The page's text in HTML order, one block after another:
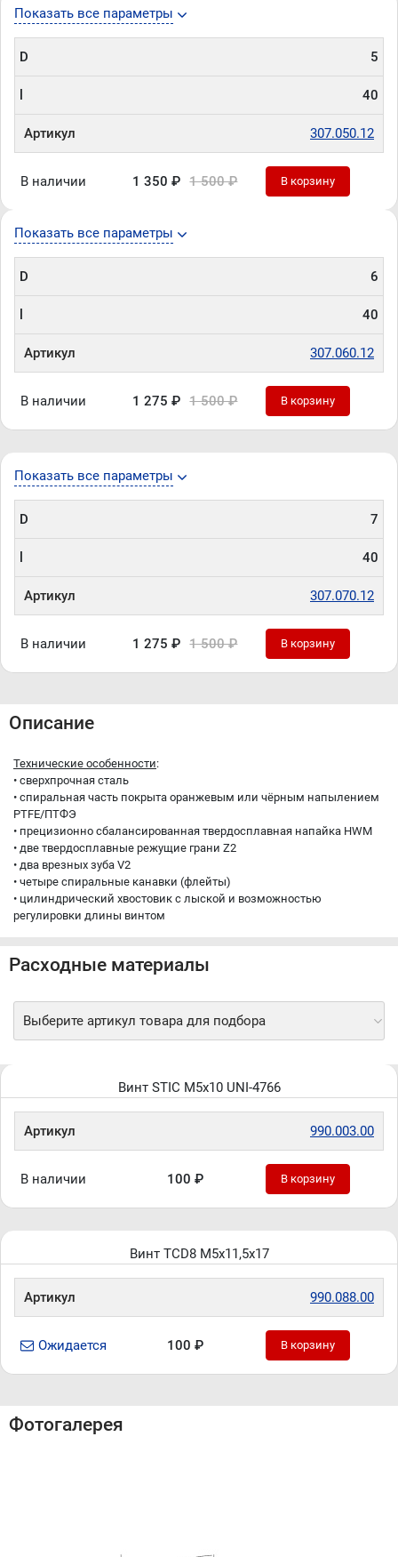
Показать все параметры
D 6
40
Артикул 307.060.12
В наличии 1 275 ₽ 1 500 ₽ В корзину
Показать все параметры
D 7
40
Артикул 307.070.12
В наличии 1 275 ₽ 1 500 ₽ В корзину
Показать все параметры
D 5
40
Артикул 307.050.12
В наличии 1 350 ₽ 1 500 ₽ В корзину
Описание
Технические особенности:
• cверхпрочная сталь
• cпиральная часть покрыта оранжевым или чёрным напылением
PTFE/ПТФЭ
• прецизионно сбалансированная твердосплавная напайка HWM
• две твердосплавные режущие грани Z2
• два врезных зуба V2
• четыре спиральные канавки (флейты)
• цилиндрический хвостовик с лыской и возможностью
регулировки длины винтом
Расходные материалы
Выберите артикул товара для подбора
Винт STIC M5x10 UNI-4766
Артикул 990.003.00
В наличии 100 ₽ В корзину
Винт TCD8 M5x11,5x17
Артикул 990.088.00
Ожидается 100 ₽ В корзину
Фотогалерея